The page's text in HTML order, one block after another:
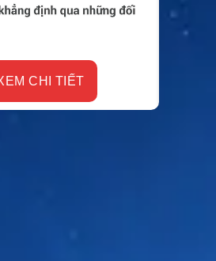
CHI TIẾT